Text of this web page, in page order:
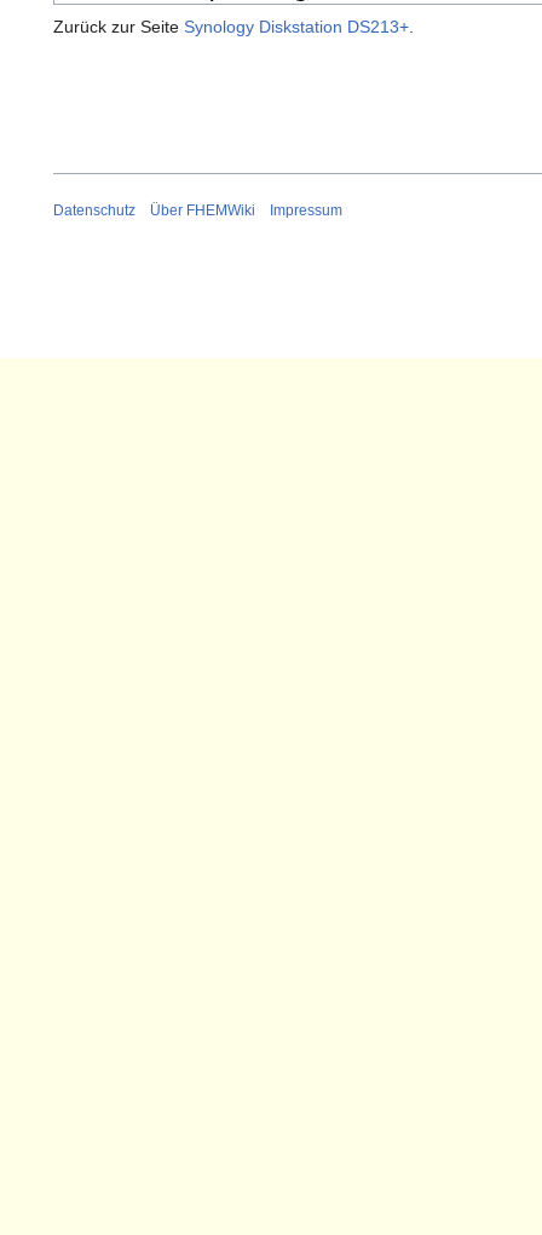
Zurück zur Seite Synology Diskstation DS213+.
Datenschutz Über FHEMWiki Impressum